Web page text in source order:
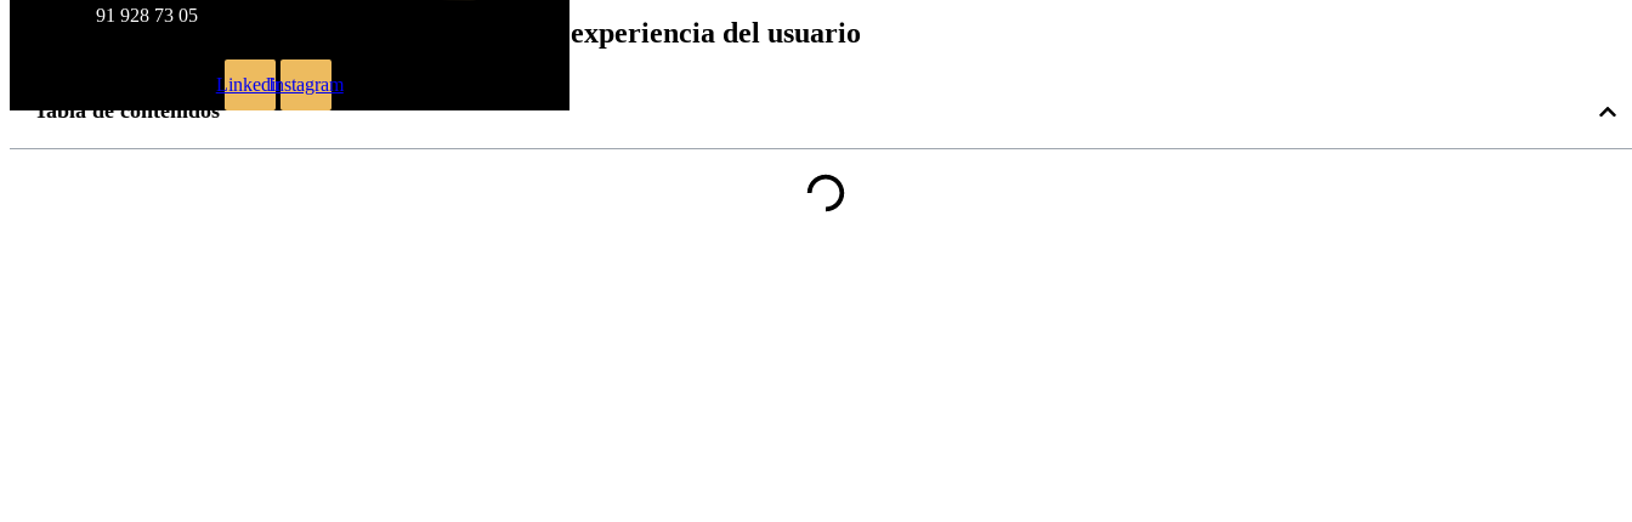
91 928 73 05
LinkedinInstagram
SXO: La evolución del SEO para mejorar la experiencia del usuario
Tabla de contenidos